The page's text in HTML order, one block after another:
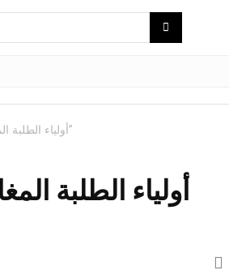
أولياء الطلبة المغاربة يدعون إلى تقنين نشاط “شركات وساطة الدراسة بالخارج”
أولياء الطلبة